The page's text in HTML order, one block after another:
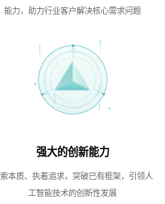
能力，助力行业客户解决核心需求问题
强大的创新能力
本质、执着追求，突破已有框架，引领人
工智能技术的创新性发展